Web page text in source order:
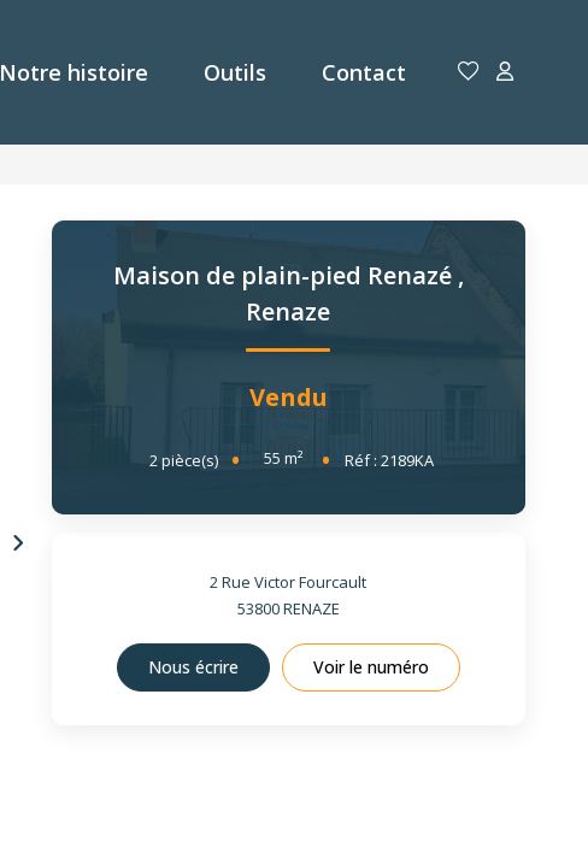
Notre histoire Outils Contact
Maison de plain-pied Renazé ,
Renaze
Vendu
2pièce(s) 55m² Réf :2189KA
2 Rue Victor Fourcault
53800RENAZE
Nous écrire Voir le numéro